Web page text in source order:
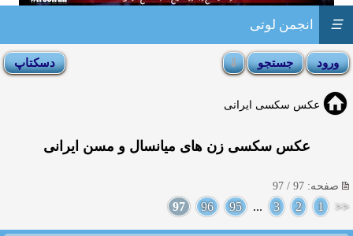
انجمن لوتی ☰
عکس سکسی ایرانی
عکس سکسی زن های میانسال و مسن ایرانی
صفحه: 97 / 97
<<
1
2
3
...
95
96
97